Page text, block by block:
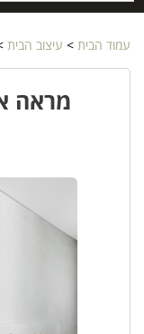
עמוד הבית > עיצוב הבית
מראה